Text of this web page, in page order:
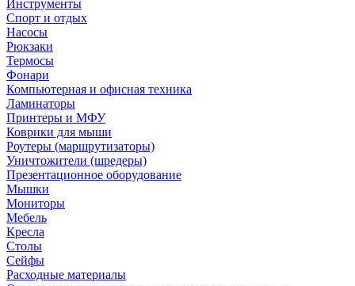
Инструменты
Спорт и отдых
Насосы
Рюкзаки
Термосы
Фонари
Компьютерная и офисная техника
Ламинаторы
Принтеры и МФУ
Коврики для мыши
Роутеры (маршрутизаторы)
Уничтожители (шредеры)
Презентационное оборудование
Мышки
Мониторы
Мебель
Кресла
Столы
Сейфы
Расходные материалы